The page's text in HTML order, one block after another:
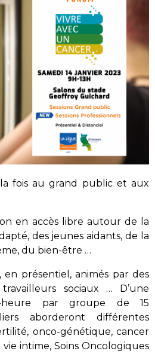
fois au grand public et aux
en accès libre autour de la
des jeunes aidants, de la
du bien-être …
en présentiel, animés par des
travailleurs sociaux … D’une
heure par groupe de 15
aborderont différentes
onco-génétique, cancer
intime, Soins Oncologiques